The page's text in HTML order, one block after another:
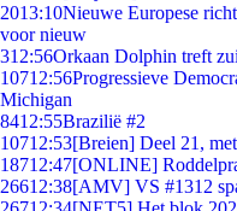
2013:10Nieuwe Europese
voor nieuw
312:56Orkaan Dolphin treft
10712:56Progressieve
Michigan
8412:55Brazilië #2
10712:53[Breien] Deel 21,
18712:47[ONLINE]
26612:38[AMV] VS #1312